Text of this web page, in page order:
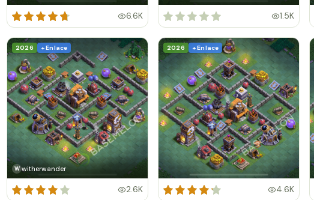
6.6K 1.5K
2026 + Enlace
W witherwander
2.6K
2026 + Enlace
4.6K